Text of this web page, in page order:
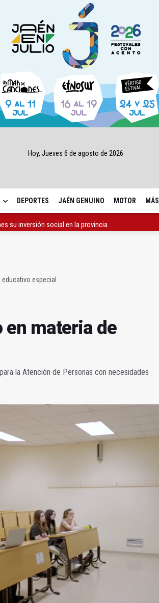
Hoy, Jueves 6 de agosto de 2026
DEPORTES JAÉN GENUINO MOTOR MÁS
su inversión social en la provincia
especial
en materia de
la Atención de Personas con necesidades